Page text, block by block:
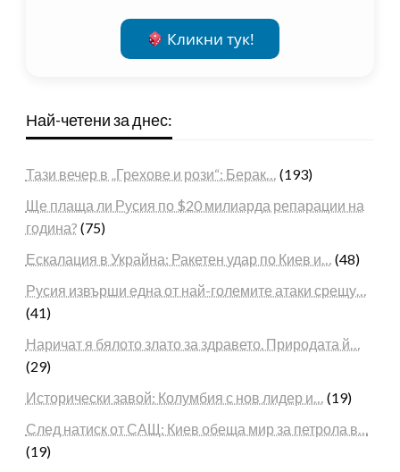
Кликни тук!
Най-четени за днес:
Тази вечер в „Грехове и рози“: Берак… (193)
Ще плаща ли Русия по $20 милиарда репарации на
година? (75)
Ескалация в Украйна: Ракетен удар по Киев и… (48)
Русия извърши една от най-големите атаки срещу…
(41)
Наричат я бялото злато за здравето. Природата й…
(29)
Исторически завой: Колумбия с нов лидер и… (19)
След натиск от САЩ: Киев обеща мир за петрола в…
(19)